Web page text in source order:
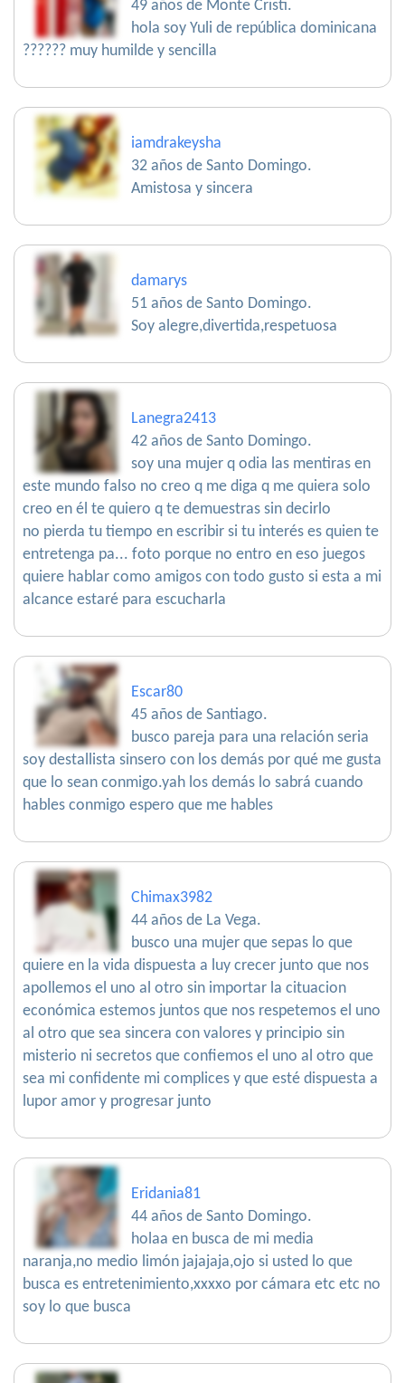
49 años de Monte Cristi.
hola soy Yuli de república dominicana
?????? muy humilde y sencilla
iamdrakeysha
32 años de Santo Domingo.
Amistosa y sincera
damarys
51 años de Santo Domingo.
Soy alegre,divertida,respetuosa
Lanegra2413
42 años de Santo Domingo.
soy una mujer q odia las mentiras en
este mundo falso no creo q me diga q me quiera solo
creo en él te quiero q te demuestras sin decirlo
no pierda tu tiempo en escribir si tu interés es quien te
entretenga pa... foto porque no entro en eso juegos
quiere hablar como amigos con todo gusto si esta a mi
alcance estaré para escucharla
Escar80
45 años de Santiago.
busco pareja para una relación seria
soy destallista sinsero con los demás por qué me gusta
que lo sean conmigo.yah los demás lo sabrá cuando
hables conmigo espero que me hables
Chimax3982
44 años de La Vega.
busco una mujer que sepas lo que
quiere en la vida dispuesta a luy crecer junto que nos
apollemos el uno al otro sin importar la cituacion
económica estemos juntos que nos respetemos el uno
al otro que sea sincera con valores y principio sin
misterio ni secretos que confiemos el uno al otro que
sea mi confidente mi complices y que esté dispuesta a
lupor amor y progresar junto
Eridania81
44 años de Santo Domingo.
holaa en busca de mi media
naranja,no medio limón jajajaja,ojo si usted lo que
busca es entretenimiento,xxxxo por cámara etc etc no
soy lo que busca